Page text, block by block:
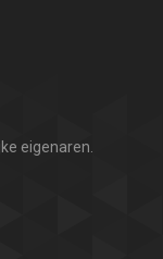
eigenaren.